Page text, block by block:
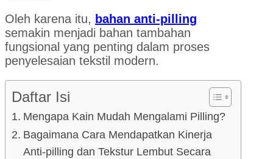
Oleh karena itu, bahan anti-pilling
semakin menjadi bahan tambahan
fungsional yang penting dalam proses
penyelesaian tekstil modern.
Daftar Isi
Mengapa Kain Mudah Mengalami Pilling?
Bagaimana Cara Mendapatkan Kinerja
Anti-pilling dan Tekstur Lembut Secara